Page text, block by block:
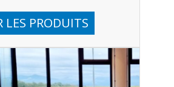
LES PRODUITS